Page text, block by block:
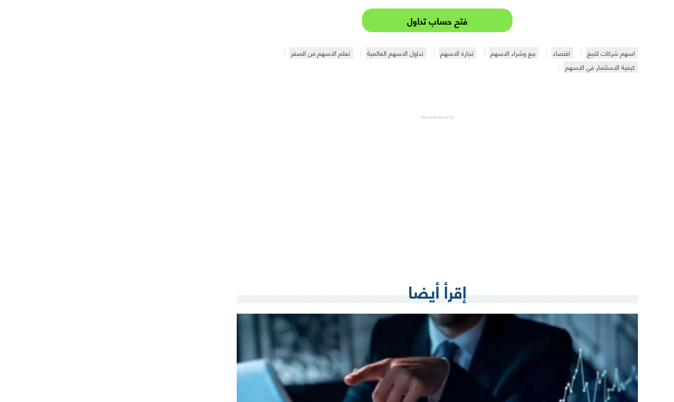
فتح حساب تداول
اسهم شركات للبيع اقتصاد بيع وشراء الاسهم تجارة الاسهم تداول الاسهم العالمية
تعلم الاسهم من الصفر
كيفية الاستثمار في الاسهم
Advertisements
إقرأ أيضا